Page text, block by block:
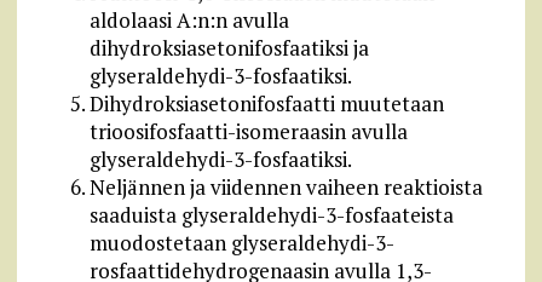
aldolaasi A:n:n avulla
dihydroksiasetonifosfaatiksi ja
glyseraldehydi-3-fosfaatiksi.
Dihydroksiasetonifosfaatti muutetaan
trioosifosfaatti-isomeraasin avulla
glyseraldehydi-3-fosfaatiksi.
Neljännen ja viidennen vaiheen reaktioista
saaduista glyseraldehydi-3-fosfaateista
muodostetaan glyseraldehydi-3-
rosfaattidehydrogenaasin avulla 1,3-